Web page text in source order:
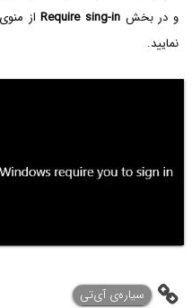
و در بخش Require sing-inاز
نمایید.
سیاره‌ی ‌آی‌تی